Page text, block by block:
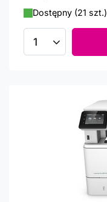
Dostępny (21 szt.)
Ilość produktów